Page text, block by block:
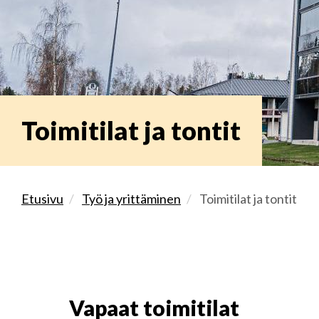
Toimitilat ja tontit
Etusivu Työ ja yrittäminen Toimitilat ja tontit
Vapaat toimitilat